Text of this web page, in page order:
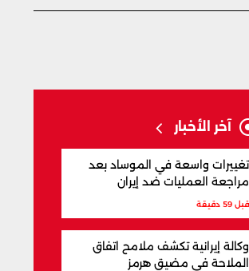
آخر الأخبار
تغييرات واسعة في الموساد بعد
مراجعة العمليات ضد إيران
قبل 59 دقيقة
وكالة إيرانية تكشف ملامح اتفاق
الملاحة في مضيق هرمز